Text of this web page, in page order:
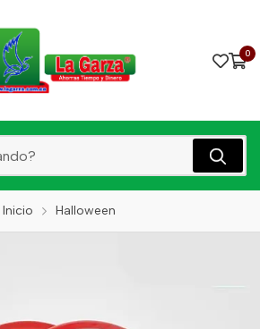
0
Inicio Halloween